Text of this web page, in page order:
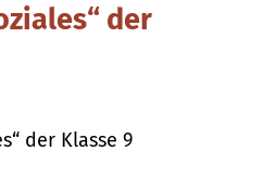
der
der Klasse 9